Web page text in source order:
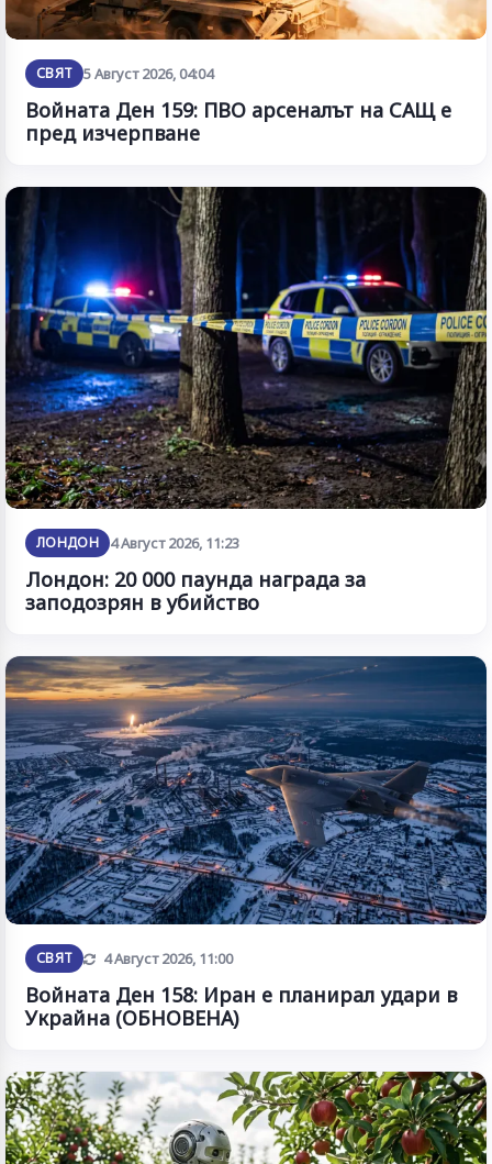
СВЯТ 5 Август 2026, 04:04
Войната Ден 159: ПВО арсеналът на САЩ е
пред изчерпване
ЛОНДОН 4 Август 2026, 11:23
Лондон: 20 000 паунда награда за
заподозрян в убийство
СВЯТ Обновена
4 Август 2026, 11:00
Войната Ден 158: Иран е планирал удари в
Украйна (ОБНОВЕНА)